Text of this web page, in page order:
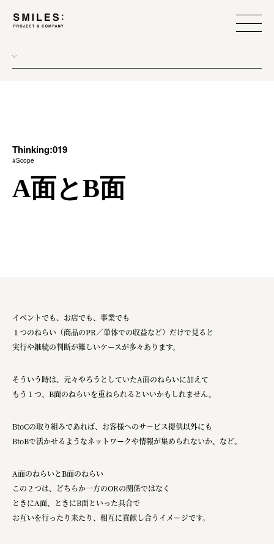
Thinking:019
#Scope
A面とB面
イベントでも、お店でも、事業でも
１つのねらい（商品のPR／単体での収益など）だけで見ると
実行や継続の判断が難しいケースが多々あります。
そういう時は、元々やろうとしていたA面のねらいに加えて
もう１つ、B面のねらいを重ねられるといいかもしれません。
BtoCの取り組みであれば、お客様へのサービス提供以外にも
BtoBで活かせるようなネットワークや情報が集められないか、など。
A面のねらいとB面のねらい
この２つは、どちらか一方のORの関係ではなく
ときにA面、ときにB面といった具合で
お互いを行ったり来たり、相互に貢献し合うイメージです。